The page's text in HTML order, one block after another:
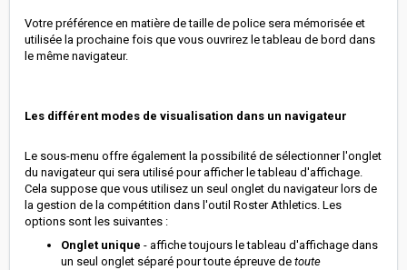
Votre préférence en matière de taille de police sera mémorisée et
utilisée la prochaine fois que vous ouvrirez le tableau de bord dans
le même navigateur.
Les différent modes de visualisation dans un navigateur
Le sous-menu offre également la possibilité de sélectionner l'onglet
du navigateur qui sera utilisé pour afficher le tableau d'affichage.
Cela suppose que vous utilisez un seul onglet du navigateur lors de
la gestion de la compétition dans l'outil Roster Athletics. Les
options sont les suivantes :
Onglet unique - affiche toujours le tableau d'affichage dans
un seul onglet séparé pour toute épreuve de toute